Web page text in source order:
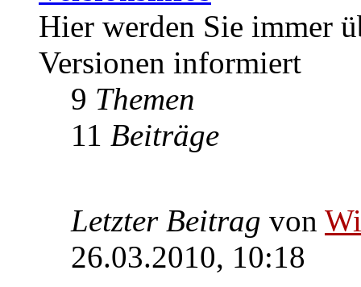
Hier werden Sie immer
Versionen informiert
9 Themen
11 Beiträge
Letzter Beitrag von
26.03.2010, 10:18